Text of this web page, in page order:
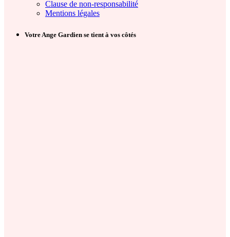
Clause de non-responsabilité
Mentions légales
Votre Ange Gardien se tient à vos côtés